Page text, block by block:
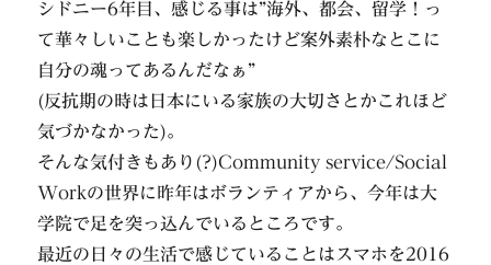
シドニー6年目、感じる事は”海外、都会、留学！っ
て華々しいことも楽しかったけど案外素朴なとこに
自分の魂ってあるんだなぁ”
(反抗期の時は日本にいる家族の大切さとかこれほど
気づかなかった)。
そんな気付きもあり(?)Community service/Social
Workの世界に昨年はボランティアから、今年は大
学院で足を突っ込んでいるところです。
最近の日々の生活で感じていることはスマホを2016